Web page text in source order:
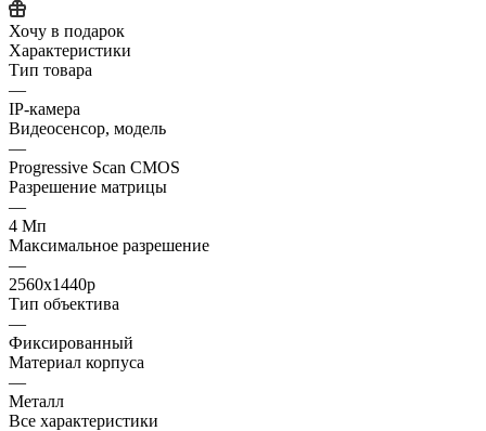
Хочу в подарок
Характеристики
Тип товара
—
IP-камера
Видеосенсор, модель
—
Progressive Scan CMOS
Разрешение матрицы
—
4 Мп
Максимальное разрешение
—
2560x1440p
Тип объектива
—
Фиксированный
Материал корпуса
—
Металл
Все характеристики